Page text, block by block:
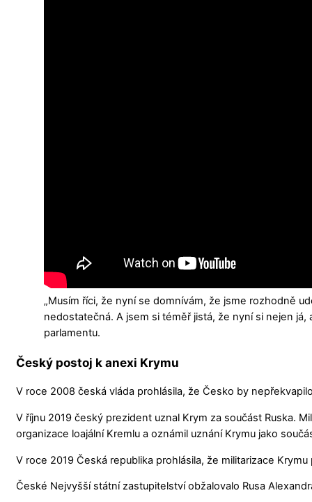
„Musím říci, že nyní se domnívám, že jsme rozhodně
nedostatečná. A jsem si téměř jistá, že nyní si nejen
parlamentu.
Český postoj k anexi Krymu
V roce 2008 česká vláda prohlásila, že Česko by
V říjnu 2019 český prezident uznal Krym za součást Ruska.
organizace loajální Kremlu a oznámil uznání Krymu jako
V roce 2019 Česká republika prohlásila, že militarizace
České Nejvyšší státní zastupitelství obžalovalo Rusa